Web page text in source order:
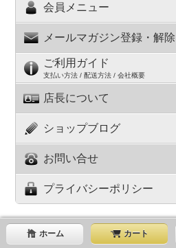
会員メニュー
メールマガジン登録・解除
ご利用ガイド
支払い方法 / 配送方法 / 会社概要
店長について
ショップブログ
お問い合せ
プライバシーポリシー
ホーム カート